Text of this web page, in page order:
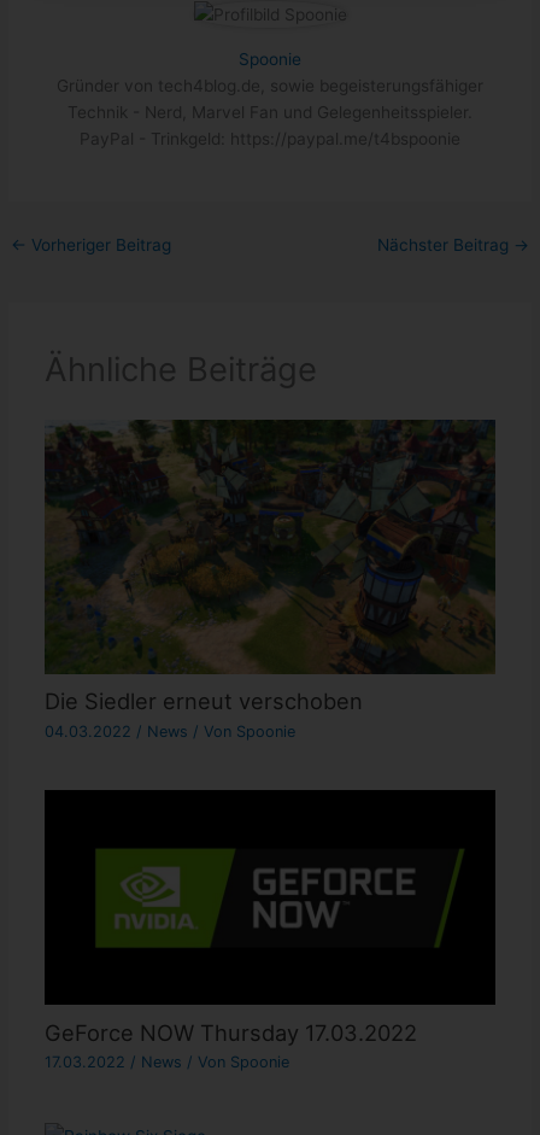
Spoonie
Gründer von tech4blog.de, sowie begeisterungsfähiger
Technik - Nerd, Marvel Fan und Gelegenheitsspieler.
PayPal - Trinkgeld: https://paypal.me/t4bspoonie
← Vorheriger Beitrag Nächster Beitrag →
Ähnliche Beiträge
Die Siedler erneut verschoben
04.03.2022 / News / Von Spoonie
GeForce NOW Thursday 17.03.2022
17.03.2022 / News / Von Spoonie